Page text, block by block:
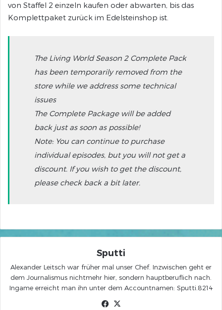
von Staffel 2 einzeln kaufen oder abwarten, bis das
Komplettpaket zurück im Edelsteinshop ist.
The Living World Season 2 Complete Pack
has been temporarily removed from the
store while we address some technical
issues
The Complete Package will be added
back just as soon as possible!
Note: You can continue to purchase
individual episodes, but you will not get a
discount. If you wish to get the discount,
please check back a bit later.
Sputti
Alexander Leitsch war früher mal unser Chef. Inzwischen geht er
dem Journalismus nichtmehr hier, sondern hauptberuflich nach.
Ingame erreicht man ihn unter dem Accountnamen: Sputti.8214
Facebook